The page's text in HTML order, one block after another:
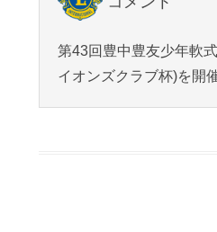
第43回豊中豊友少年軟
イオンズクラブ杯)を開